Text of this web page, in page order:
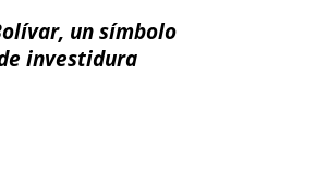
un símbolo
investidura